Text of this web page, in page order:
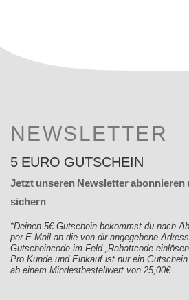
NEWSLETTER
5 EURO GUTSCHEIN
Jetzt unseren Newsletter
sichern
*Deinen 5€-Gutschein bekommst du nach
per E-Mail an die von dir angegebene
Gutscheincode im Feld „Rabattcode
Pro Kunde und Einkauf ist nur ein
ab einem Mindestbestellwert von 25,00€.